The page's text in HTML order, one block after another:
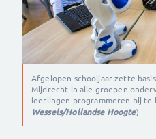
Afgelopen schooljaar zette
Mijdrecht in alle groepen
leerlingen programmeren bij te
Wessels/Hollandse Hoogte)